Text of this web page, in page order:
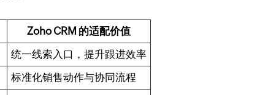
Zoho CRM 的适配价值
统一线索入口，提升跟进效率
标准化销售动作与协同流程